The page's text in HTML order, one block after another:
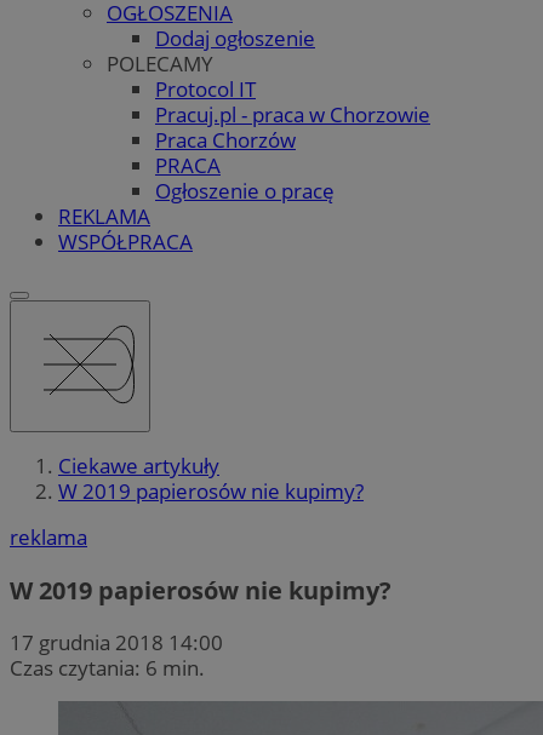
OGŁOSZENIA
Dodaj ogłoszenie
POLECAMY
Protocol IT
Pracuj.pl - praca w Chorzowie
Praca Chorzów
PRACA
Ogłoszenie o pracę
REKLAMA
WSPÓŁPRACA
Ciekawe artykuły
W 2019 papierosów nie kupimy?
reklama
W 2019 papierosów nie kupimy?
17 grudnia 2018 14:00
Czas czytania: 6 min.